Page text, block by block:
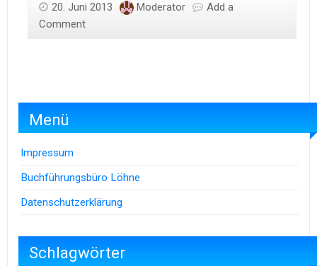
20. Juni 2013 Moderator
Add a
Comment
Menü
Impressum
Buchführungsbüro Löhne
Datenschutzerklärung
Schlagwörter